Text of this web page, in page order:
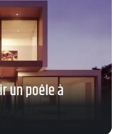
un poêle à